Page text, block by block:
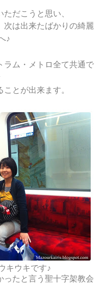
だこうと思い、
次は出来たばかりの綺麗
♪
ラム・メトロ全て共通で
とが出来ます。
キウキです♪
ったと言う聖十字架教会